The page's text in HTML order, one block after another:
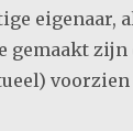
eigenaar,
gemaakt
voorzien